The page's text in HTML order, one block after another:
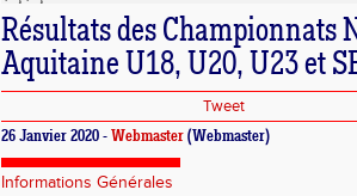
Résultats des Championnats
Aquitaine U18, U20, U23 et
Tweet
26 Janvier 2020 - Webmaster (Webmaster)
Informations Générales